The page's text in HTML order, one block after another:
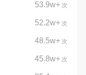
53.9w+ 次
52.2w+ 次
48.5w+ 次
45.8w+ 次